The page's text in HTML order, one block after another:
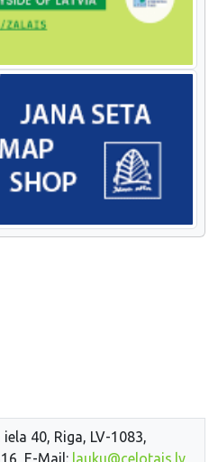
40, Riga, LV-1083,
E-Mail: lauku@celotajs.lv